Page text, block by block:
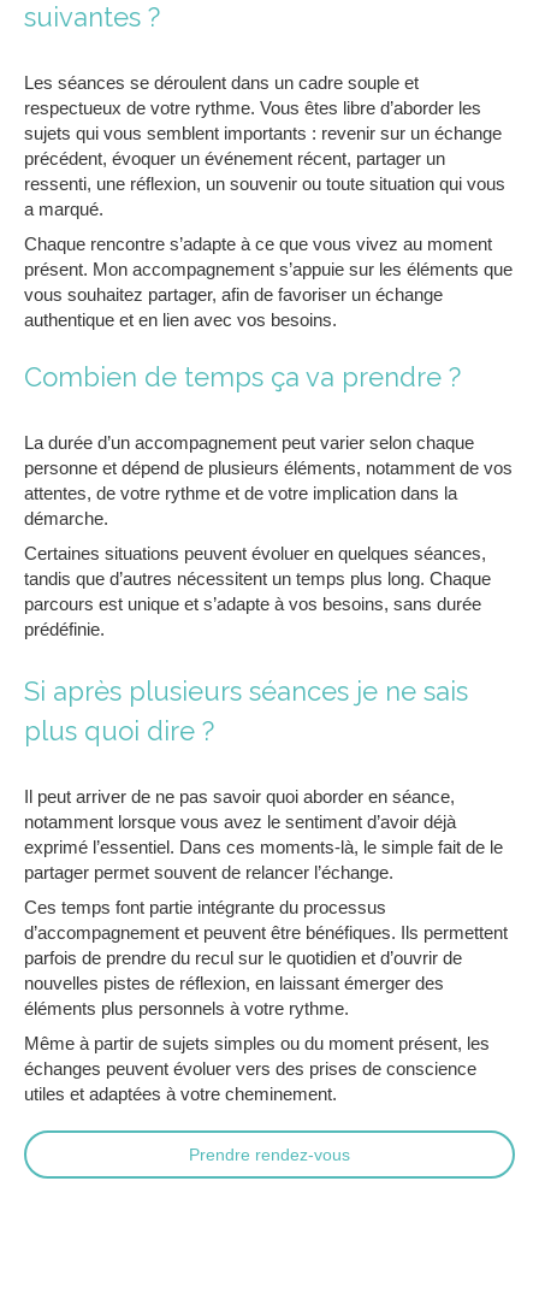
suivantes ?
Les séances se déroulent dans un cadre souple et
respectueux de votre rythme. Vous êtes libre d’aborder les
sujets qui vous semblent importants : revenir sur un échange
précédent, évoquer un événement récent, partager un
ressenti, une réflexion, un souvenir ou toute situation qui vous
a marqué.
Chaque rencontre s’adapte à ce que vous vivez au moment
présent. Mon accompagnement s’appuie sur les éléments que
vous souhaitez partager, afin de favoriser un échange
authentique et en lien avec vos besoins.
Combien de temps ça va prendre ?
La durée d’un accompagnement peut varier selon chaque
personne et dépend de plusieurs éléments, notamment de vos
attentes, de votre rythme et de votre implication dans la
démarche.
Certaines situations peuvent évoluer en quelques séances,
tandis que d’autres nécessitent un temps plus long. Chaque
parcours est unique et s’adapte à vos besoins, sans durée
prédéfinie.
Si après plusieurs séances je ne sais
plus quoi dire ?
Il peut arriver de ne pas savoir quoi aborder en séance,
notamment lorsque vous avez le sentiment d’avoir déjà
exprimé l’essentiel. Dans ces moments-là, le simple fait de le
partager permet souvent de relancer l’échange.
Ces temps font partie intégrante du processus
d’accompagnement et peuvent être bénéfiques. Ils permettent
parfois de prendre du recul sur le quotidien et d’ouvrir de
nouvelles pistes de réflexion, en laissant émerger des
éléments plus personnels à votre rythme.
Même à partir de sujets simples ou du moment présent, les
échanges peuvent évoluer vers des prises de conscience
utiles et adaptées à votre cheminement.
Prendre rendez-vous